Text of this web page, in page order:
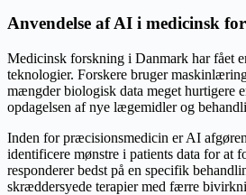
Anvendelse af AI i medicinsk
Medicinsk forskning i Danmark har fået
teknologier. Forskere bruger
mængder biologisk data meget hurtigere
opdagelsen af nye lægemidler og
Inden for præcisionsmedicin er AI
identificere mønstre i patients data for at
responderer bedst på en specifik
skræddersyede terapier med færre